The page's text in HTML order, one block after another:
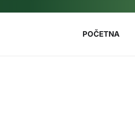
POČETNA